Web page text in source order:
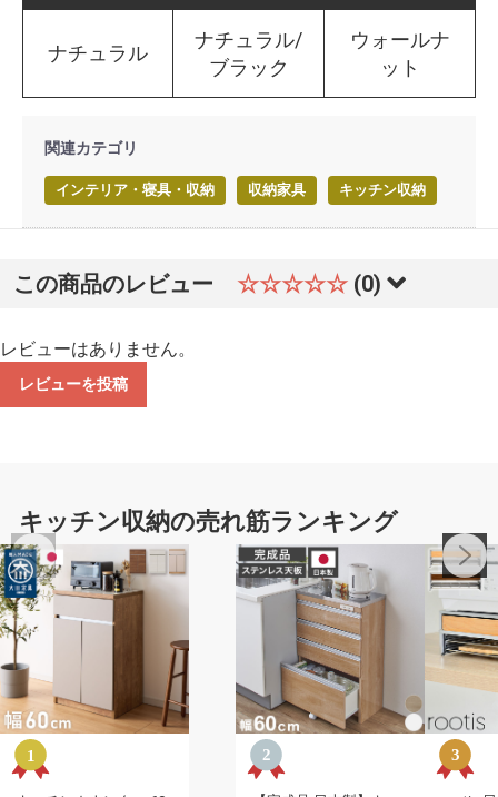
ナチュラル
ナチュラル/
ブラック
ウォールナ
ット
関連カテゴリ
インテリア・寝具・収納 収納家具 キッチン収納
この商品のレビュー ☆☆☆☆☆ (0)
レビューはありません。
レビューを投稿
キッチン収納の売れ筋ランキング